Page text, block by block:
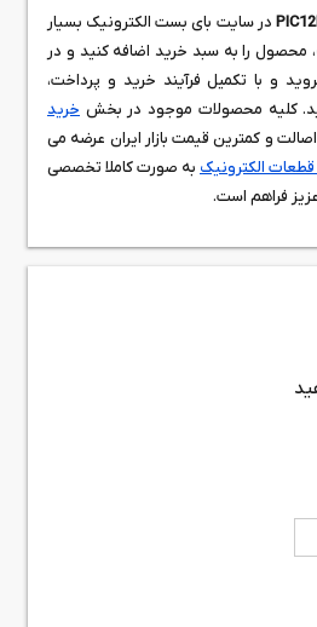
در سایت بای بست الکترونیک بسیار
را به سبد خرید اضافه کنید و در
و با تکمیل فرآیند خرید و پرداخت،
کلیه محصولات موجود در بخش خرید
اصالت و کمترین قیمت بازار ایران عرضه می
قطعات الکترونیک به صورت کاملا تخصصی
فراهم است.